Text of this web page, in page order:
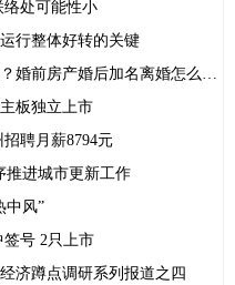
络处可能性小
行整体好转的关键
前房产婚后加名离婚怎么分？
板独立上市
聘月薪8794元
推进城市更新工作
中风”
号 2只上市
济蹲点调研系列报道之四